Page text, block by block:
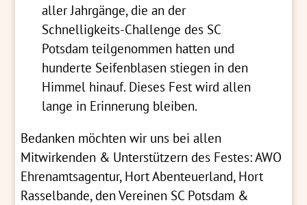
aller Jahrgänge, die an der
Schnelligkeits-Challenge des SC
Potsdam teilgenommen hatten und
hunderte Seifenblasen stiegen in den
Himmel hinauf. Dieses Fest wird allen
lange in Erinnerung bleiben.
Bedanken möchten wir uns bei allen
Mitwirkenden & Unterstützern des Festes: AWO
Ehrenamtsagentur, Hort Abenteuerland, Hort
Rasselbande, den Vereinen SC Potsdam &